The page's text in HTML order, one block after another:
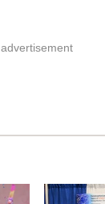
advertisement